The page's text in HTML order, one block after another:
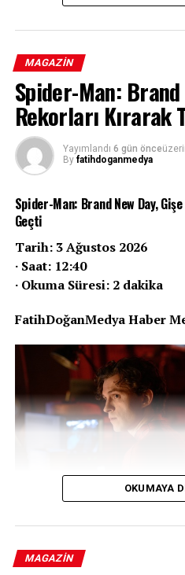
MAGAZIN
Spider-Man: Brand
Rekorları Kırarak
Yayımlandı 6 gün önce
By fatihdoganmedya
Spider-Man: Brand New Day,
Geçti
Tarih: 3 Ağustos 2026
· Saat: 12:40
· Okuma Süresi: 2 dakika
FatihDoğanMedya Haber
OKUMAYA
MAGAZIN